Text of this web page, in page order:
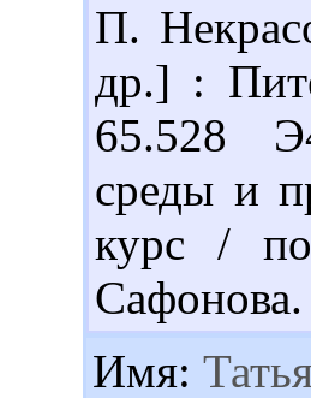
П.
др.] :
65.528
среды и
курс /
Имя: